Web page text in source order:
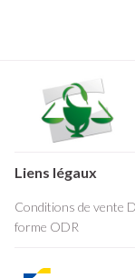
Liens légaux
Conditions de vente
forme ODR